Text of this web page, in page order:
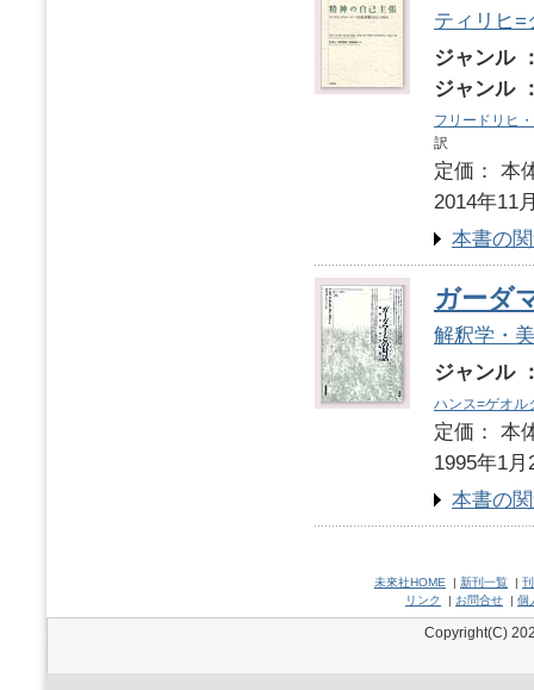
ティリヒ=
ジャンル
ジャンル
フリードリヒ
訳
定価：
2014年11
本書の
ガーダ
解釈学・
ジャンル
ハンス=ゲオル
定価：
1995年1月
本書の
未來社HOME | 新刊一覧 |
リンク
| お問合せ | 個
Copyright(C)